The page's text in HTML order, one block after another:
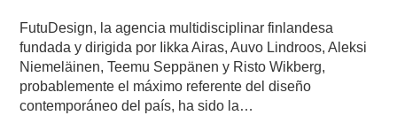
FutuDesign, la agencia multidisciplinar finlandesa
fundada y dirigida por Iikka Airas, Auvo Lindroos, Aleksi
Niemeläinen, Teemu Seppänen y Risto Wikberg,
probablemente el máximo referente del diseño
contemporáneo del país, ha sido la…